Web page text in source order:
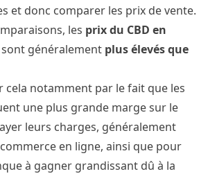
et donc comparer les prix de vente.
les prix du CBD en
sont généralement plus élevés que
cela notamment par le fait que les
une plus grande marge sur le
leurs charges, généralement
en ligne, ainsi que pour
à gagner grandissant dû à la